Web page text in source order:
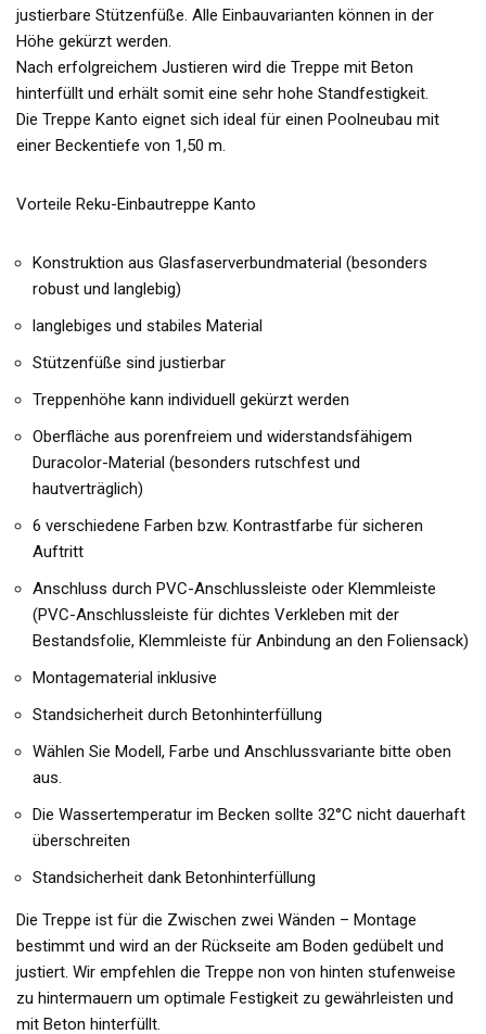
justierbare Stützenfüße. Alle Einbauvarianten können in der
Höhe gekürzt werden.
Nach erfolgreichem Justieren wird die Treppe mit Beton
hinterfüllt und erhält somit eine sehr hohe Standfestigkeit.
Die Treppe Kanto eignet sich ideal für einen Poolneubau mit
einer Beckentiefe von 1,50 m.
Vorteile Reku-Einbautreppe Kanto
Konstruktion aus Glasfaserverbundmaterial (besonders
robust und langlebig)
langlebiges und stabiles Material
Stützenfüße sind justierbar
Treppenhöhe kann individuell gekürzt werden
Oberfläche aus porenfreiem und widerstandsfähigem
Duracolor-Material (besonders rutschfest und
hautverträglich)
6 verschiedene Farben bzw. Kontrastfarbe für sicheren
Auftritt
Anschluss durch PVC-Anschlussleiste oder Klemmleiste
(PVC-Anschlussleiste für dichtes Verkleben mit der
Bestandsfolie, Klemmleiste für Anbindung an den Foliensack)
Montagematerial inklusive
Standsicherheit durch Betonhinterfüllung
Wählen Sie Modell, Farbe und Anschlussvariante bitte oben
aus.
Die Wassertemperatur im Becken sollte 32°C nicht dauerhaft
überschreiten
Standsicherheit dank Betonhinterfüllung
Die Treppe ist für die Zwischen zwei Wänden – Montage
bestimmt und wird an der Rückseite am Boden gedübelt und
justiert. Wir empfehlen die Treppe non von hinten stufenweise
zu hintermauern um optimale Festigkeit zu gewährleisten und
mit Beton hinterfüllt.